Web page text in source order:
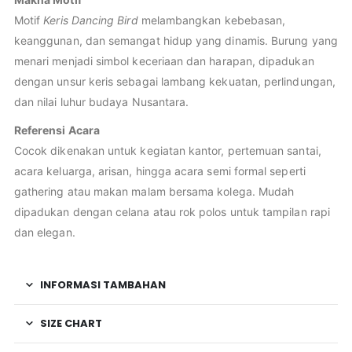
Motif Keris Dancing Birdmelambangkan kebebasan,
keanggunan, dan semangat hidup yang dinamis. Burung yang
menari menjadi simbol keceriaan dan harapan, dipadukan
dengan unsur keris sebagai lambang kekuatan, perlindungan,
dan nilai luhur budaya Nusantara.
Referensi Acara
Cocok dikenakan untuk kegiatan kantor, pertemuan santai,
acara keluarga, arisan, hingga acara semi formal seperti
gathering atau makan malam bersama kolega. Mudah
dipadukan dengan celana atau rok polos untuk tampilan rapi
dan elegan.
INFORMASI TAMBAHAN
SIZE CHART